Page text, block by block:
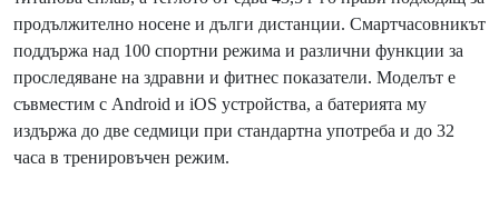
продължително носене и дълги дистанции. Смартчасовникът
поддържа над 100 спортни режима и различни функции за
проследяване на здравни и фитнес показатели. Моделът е
съвместим с Android и iOS устройства, а батерията му
издържа до две седмици при стандартна употреба и до 32
часа в тренировъчен режим.